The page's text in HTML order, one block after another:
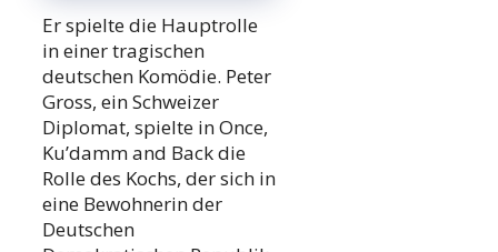
Er spielte die Hauptrolle
in einer tragischen
deutschen Komödie. Peter
Gross, ein Schweizer
Diplomat, spielte in Once,
Ku’damm and Back die
Rolle des Kochs, der sich in
eine Bewohnerin der
Deutschen